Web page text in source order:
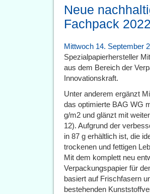
Neue
Fachpack 2022
Mittwoch 14. September
Spezialpapierhersteller
aus dem Bereich der
Innovationskraft.
Unter anderem ergänzt
das optimierte BAG WG
g/m2 und glänzt mit
12). Aufgrund der
in 87 g erhältlich ist, die
trockenen und fettigen
Mit dem komplett neu
Verpackungspapier für
basiert auf Frischfasern
bestehenden